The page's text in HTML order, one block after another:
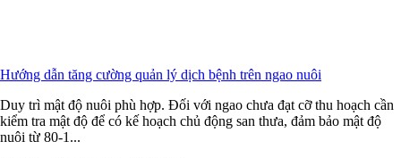
Hướng dẫn tăng cường quản lý dịch bệnh trên ngao nuôi
Duy trì mật độ nuôi phù hợp. Đối với ngao chưa đạt cỡ thu hoạch cần
kiểm tra mật độ để có kế hoạch chủ động san thưa, đảm bảo mật độ
nuôi từ 80-1...